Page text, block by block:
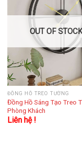
OUT OF STOCK
ĐỒNG HỒ TREO TƯỜNG
Đồng Hồ Sáng Tạo Treo
Phòng Khách
Liên hệ !